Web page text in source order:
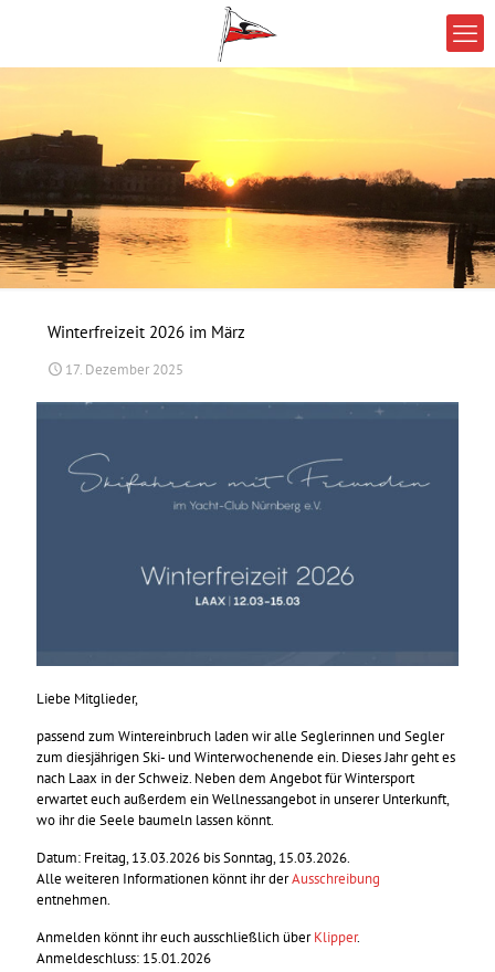
Winterfreizeit 2026 im März
17. Dezember 2025
Liebe Mitglieder,
passend zum Wintereinbruch laden wir alle Seglerinnen und Segler
zum diesjährigen Ski- und Winterwochenende ein. Dieses Jahr geht es
nach Laax in der Schweiz. Neben dem Angebot für Wintersport
erwartet euch außerdem ein Wellnessangebot in unserer Unterkunft,
wo ihr die Seele baumeln lassen könnt.
Datum: Freitag, 13.03.2026 bis Sonntag, 15.03.2026.
Alle weiteren Informationen könnt ihr derAusschreibung
entnehmen.
Anmelden könnt ihr euch ausschließlich überKlipper.
Anmeldeschluss: 15.01.2026